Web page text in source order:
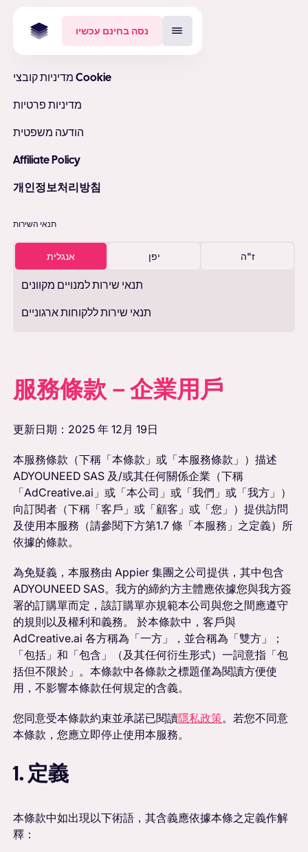
נסה בחינם עכשיו
מדיניות קובצי Cookie
מדיניות פרטיות
הודעה משפטית
Affiliate Policy
개인정보처리방침
תנאי השירות
אנגלית יפן ז"ה
תנאי שירות למנויים מקוונים
תנאי שירות ללקוחות ארגוניים
服務條款－企業用戶
更新日期：2025 年 12月 19日
本服務條款（下稱「本條款」或「本服務條款」）描述
ADYOUNEED SAS 及/或其任何關係企業（下稱
「AdCreative.ai」或「本公司」或「我們」或「我方」）
向訂閱者（下稱「客戶」或「顧客」或「您」）提供訪問
及使用本服務（請參閱下方第1.7 條「本服務」之定義）所
依據的條款。
為免疑義，本服務由 Appier 集團之公司提供，其中包含
ADYOUNEED SAS。我方的締約方主體應依據您與我方簽
署的訂購單而定，該訂購單亦規範本公司與您之間應遵守
的規則以及權利和義務。 於本條款中，客戶與
AdCreative.ai 各方稱為「一方」，並合稱為「雙方」；
「包括」和「包含」（及其任何衍生形式）一詞意指「包
括但不限於」。本條款中各條款之標題僅為閱讀方便使
用，不影響本條款任何規定的含義。
您同意受本條款約束並承諾已閱讀隱私政策。若您不同意
本條款，您應立即停止使用本服務。
1. 定義
本條款中如出現以下術語，其含義應依據本條之定義作解
釋：